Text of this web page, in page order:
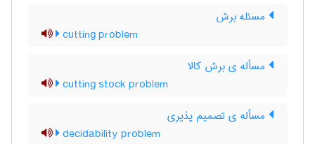
مسئله برش
cutting problem
مسأله ی برش کالا
cutting stock problem
مسأله ی تصمیم پذیری
decidability problem